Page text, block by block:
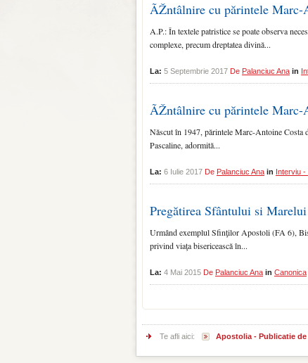
ÃŽntâlnire cu părintele Marc-
A.P.: În textele patristi­ce se poate observa
complexe, precum dreptatea divină...
La: 5 Septembrie 2017 De Palanciuc Ana in
ÃŽntâlnire cu părintele Marc-
Născut în 1947, pă­rintele Marc-Antoine Costa
Pascaline, adormită...
La: 6 Iulie 2017 De Palanciuc Ana in Interviu -
Pregătirea Sfântului si
Urmând exemplul Sfinţilor Apostoli (FA 6),
privind viaţa bisericească în...
La: 4 Mai 2015 De Palanciuc Ana in Canonica
Te afli aici: Apostolia - Publicatie